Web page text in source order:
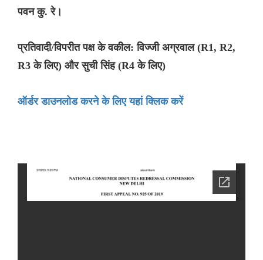
पवन कु. रे।
प्रतिवादी/विपरीत पक्ष के वकील: विज्जी अग्रवाल (R1, R2,
R3 के लिए) और सुची सिंह (R4 के लिए)
ऑर्डर डाउनलोड करने के लिए यहां क्लिक करें